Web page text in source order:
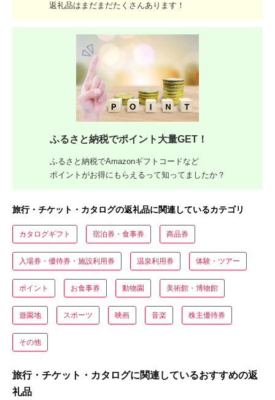
返礼品はまだまだたくさんあります！
ふるさと納税でポイント大量GET！
ふるさと納税でAmazonギフトコードなど
ポイントがお得にもらえるって知ってましたか？
旅行・チケット・カタログの返礼品に関連しているカテゴリ
カタログギフト 宿泊券・食事券 商品券
入場券・優待券・施設利用券 温泉利用券 体験・ツアー
ポイント お食事券 動物園 美術館・博物館
遊園地 スポーツ 映画 音楽 株主優待券
その他
旅行・チケット・カタログに関連しているおすすめの返
礼品